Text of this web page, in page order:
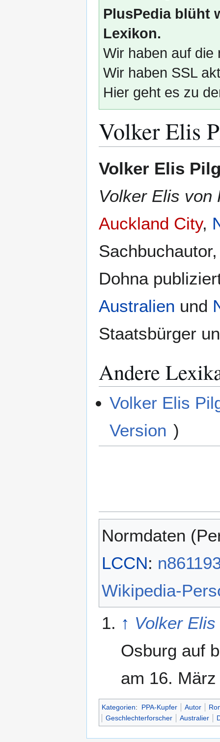
PlusPedia blüht
Lexikon.
Wir haben auf die
Wir haben SSL
Hier geht es zu
Volker Elis
Navigation
Suche
Volker Elis
Volker Elis von
Auckland City,
Dohna
Australien und
Staatsbürger
Andere
Volker Elis
Version )
Normdaten
LCCN:
Wikipedia-
↑ Volker
Osburg auf
am 16.
Kategorien: PPA-Kupfer Autor
Geschlechterforscher
Australier